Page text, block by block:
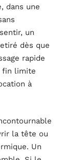
dans une
un
dès que
rapide
fin limite
à
la tête ou
Un